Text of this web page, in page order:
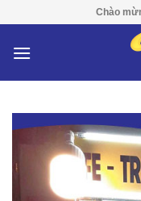
content
Chào